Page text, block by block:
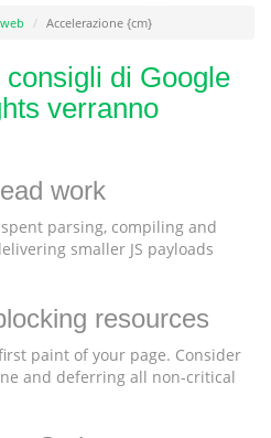
Accelerazione {cm}
di Google
verranno
work
parsing, compiling and
smaller JS payloads
resources
paint of your page. Consider
and deferring all non-critical